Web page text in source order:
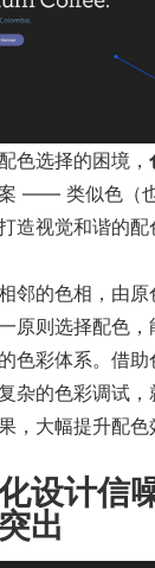
色选择的困境，
—— 类似色（
造视觉和谐的配
邻的色相，由原
原则选择配色
色彩体系。借
杂的色彩调试
，大幅提升配色
设计信
出